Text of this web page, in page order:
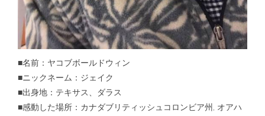
■名前：ヤコブボールドウィン
■ニックネーム：ジェイク
■出身地：テキサス、ダラス
■感動した場所：カナダブリティッシュコロンビア州, オアハ